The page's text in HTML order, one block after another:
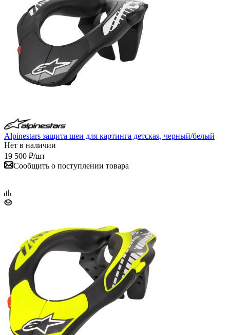
Alpinestars защита шеи для картинга детская, черный/белый
Нет в наличии
19 500 ₽/шт
Сообщить о поступлении товара